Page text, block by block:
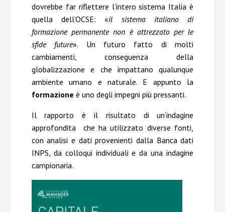
dovrebbe far riflettere l’intero sistema Italia è
quella dell’OCSE: «il sistema italiano di
formazione permanente non è attrezzato per le
sfide future». Un futuro fatto di molti
cambiamenti, conseguenza della
globalizzazione e che impattano qualunque
ambiente umano e naturale. E appunto la
formazione è uno degli impegni più pressanti.
Il rapporto è il risultato di un’indagine
approfondita che ha utilizzato diverse fonti,
con analisi e dati provenienti dalla Banca dati
INPS, da colloqui individuali e da una indagine
campionaria.